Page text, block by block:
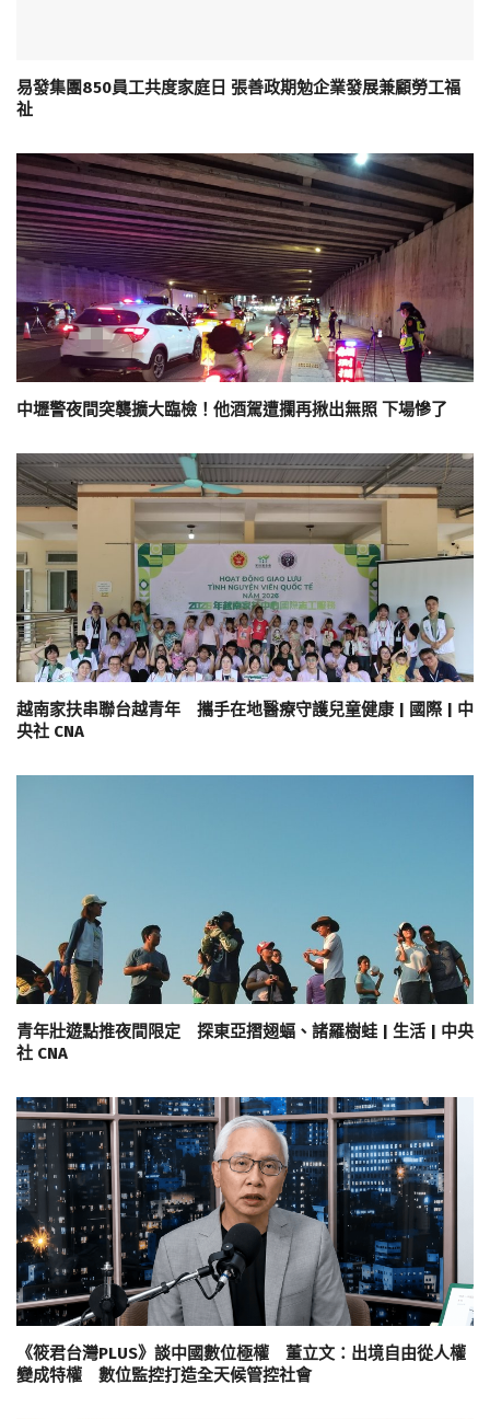
易發集團850員工共度家庭日 張善政期勉企業發展兼顧勞工福
祉
中壢警夜間突襲擴大臨檢！他酒駕遭攔再揪出無照 下場慘了
越南家扶串聯台越青年 攜手在地醫療守護兒童健康 | 國際 | 中
央社 CNA
青年壯遊點推夜間限定 探東亞摺翅蝠、諸羅樹蛙 | 生活 | 中央
社 CNA
《筱君台灣PLUS》談中國數位極權 董立文：出境自由從人權
變成特權 數位監控打造全天候管控社會